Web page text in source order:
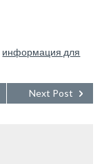
информация для
Next Post